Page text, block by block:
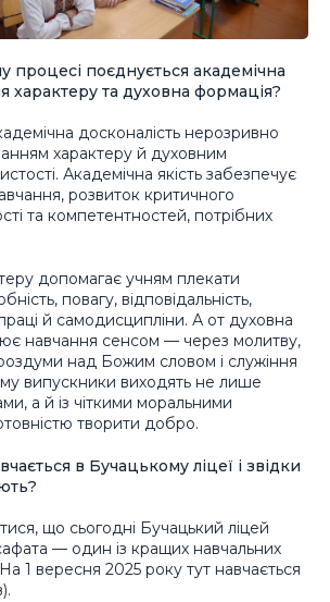
процесі поєднується академічна
характеру та духовна формація?
досконалість нерозривно
характеру й духовним
Академічна якість забезпечує
розвиток критичного
та компетентностей, потрібних
допомагає учням плекати
повагу, відповідальність,
й самодисципліни. А от духовна
навчання сенсом — через молитву,
роздуми над Божим словом і служіння
випускники виходять не лише
а й із чіткими моральними
творити добро.
в Бучацькому ліцеї і звідки
що сьогодні Бучацький ліцей
— один із кращих навчальних
1 вересня 2025 року тут навчається